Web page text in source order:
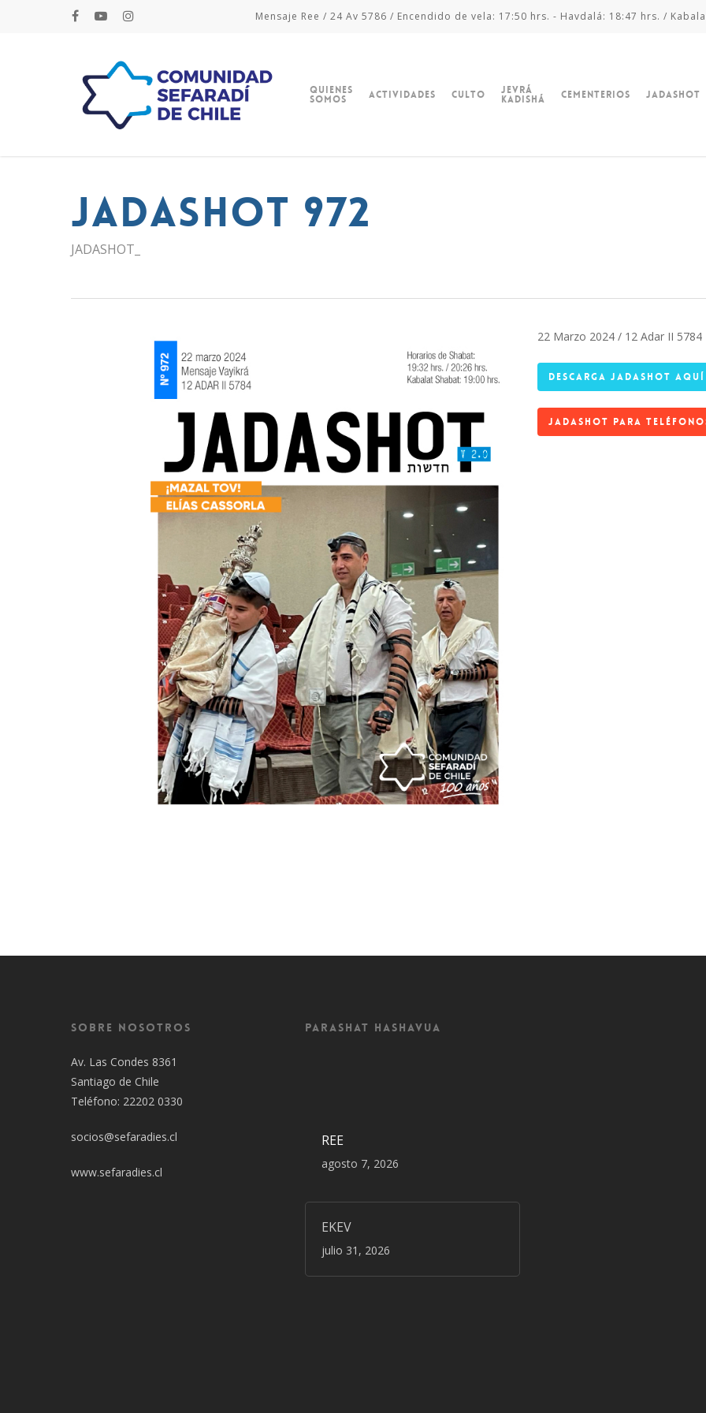
Mensaje Ree / 24 Av 5786 / Encendido de vela: 17:50 hrs. - Havdalá: 18:47 hrs. /
Hit enter to search or ESC to close
Quienes
Somos Actividades Culto Jevrá
Kadishá Cementerios Jadashot
JADASHOT 972
JADASHOT_
22 Marzo 2024 / 12 Adar II 5784
DESCARGA JADASHOT AQUÍ
JADASHOT PARA
Sobre Nosotros
Av. Las Condes 8361
Santiago de Chile
Teléfono: 22202 0330
socios@sefaradies.cl
www.sefaradies.cl
Parashat Hashavua
REE
agosto 7, 2026
EKEV
julio 31, 2026